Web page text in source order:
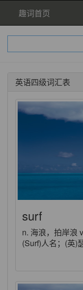
趣词首页
英语四级词汇表
surf
n. 海浪，拍岸浪
(Surf)人名；(英)